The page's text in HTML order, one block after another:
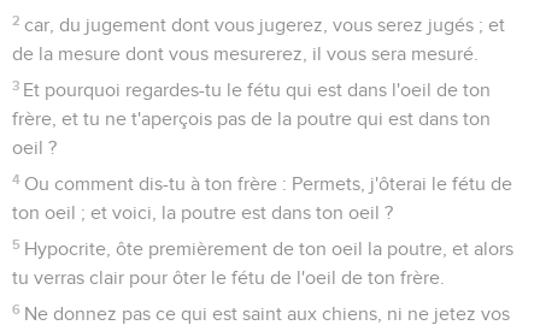
2 car, du jugement dont vous jugerez, vous serez jugés ; et
de la mesure dont vous mesurerez, il vous sera mesuré.
3 Et pourquoi regardes-tu le fétu qui est dans l'oeil de ton
frère, et tu ne t'aperçois pas de la poutre qui est dans ton
oeil ?
4 Ou comment dis-tu à ton frère : Permets, j'ôterai le fétu de
ton oeil ; et voici, la poutre est dans ton oeil ?
5 Hypocrite, ôte premièrement de ton oeil la poutre, et alors
tu verras clair pour ôter le fétu de l'oeil de ton frère.
6 Ne donnez pas ce qui est saint aux chiens, ni ne jetez vos